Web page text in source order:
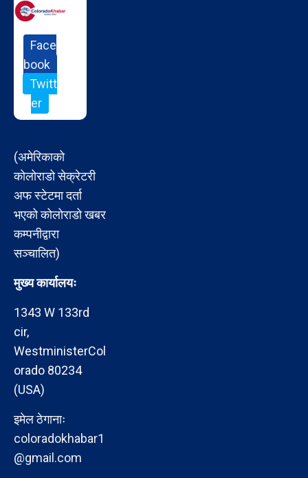
Face
book
Twitt
er
(अमेरिकाको
कोलोराडो सेक्रेटरी
अफ स्टेटमा दर्ता
भएको कोलोराडो खबर
कम्पनीद्वारा
सञ्चालित)
मुख्य कार्यालयः
1343 W 133rd
cir,
WestministerCol
orado 80234
(USA)
इमेल ठेगानाः
coloradokhabar1
@gmail.com